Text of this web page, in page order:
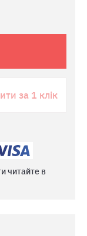
за 1 клік
читайте в